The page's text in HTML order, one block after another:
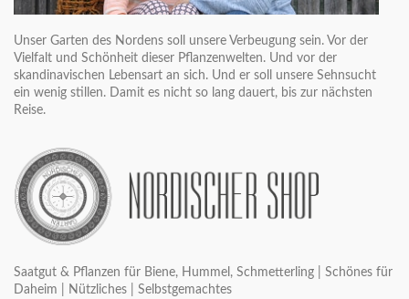
Unser Garten des Nordens soll unsere Verbeugung sein. Vor der
Vielfalt und Schönheit dieser Pflanzenwelten. Und vor der
skandinavischen Lebensart an sich. Und er soll unsere Sehnsucht
ein wenig stillen. Damit es nicht so lang dauert, bis zur nächsten
Reise.
Saatgut & Pflanzen für Biene, Hummel, Schmetterling | Schönes für
Daheim | Nützliches | Selbstgemachtes